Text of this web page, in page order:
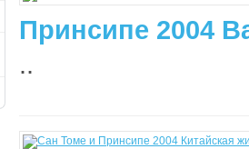
Принсипе 2004
..